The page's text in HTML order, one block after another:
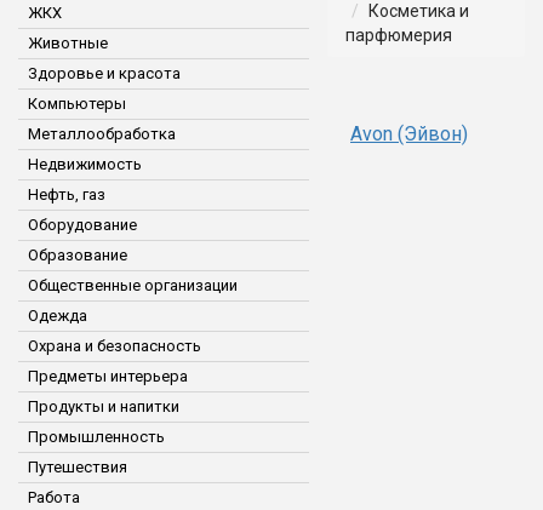
ЖКХ
Животные
Здоровье и красота
Компьютеры
Металлообработка
Недвижимость
Нефть, газ
Оборудование
Образование
Общественные организации
Одежда
Охрана и безопасность
Предметы интерьера
Продукты и напитки
Промышленность
Путешествия
Работа
Косметика и
парфюмерия
Avon (Эйвон)